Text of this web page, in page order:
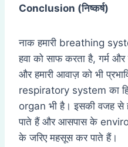
Conclusion (निष्कर्ष)
नाक हमारी breathing
हवा को साफ करता है, गर्म
और हमारी आवाज़ को भी
respiratory system का
organ भी है। इसकी वजह से
पाते हैं और आसपास के
के जरिए महसूस कर पाते हैं।